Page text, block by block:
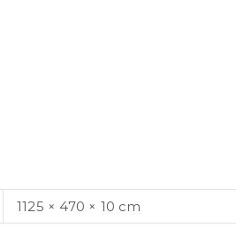
1125 × 470 × 10 cm